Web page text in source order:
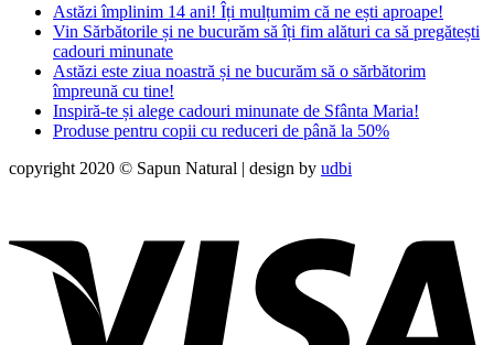
Astăzi împlinim 14 ani! Îți mulțumim că ne ești aproape!
Vin Sărbătorile și ne bucurăm să îți fim alături ca să pregătești
cadouri minunate
Astăzi este ziua noastră și ne bucurăm să o sărbătorim
împreună cu tine!
Inspiră-te și alege cadouri minunate de Sfânta Maria!
Produse pentru copii cu reduceri de până la 50%
copyright 2020 © Sapun Natural | design by udbi